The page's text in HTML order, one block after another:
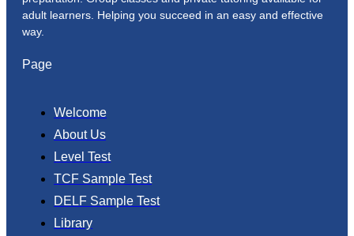
adult learners. Helping you succeed in an easy and effective
way.
Page
Welcome
About Us
Level Test
TCF Sample Test
DELF Sample Test
Library